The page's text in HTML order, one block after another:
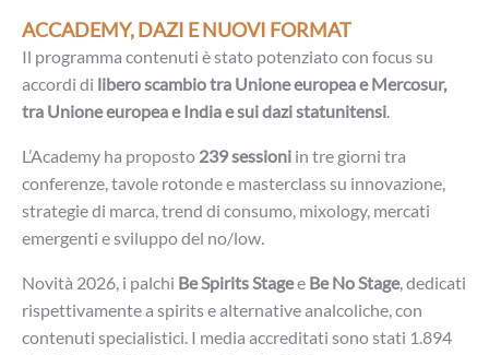
ACCADEMY, DAZI E NUOVI FORMAT
Il programma contenuti è stato potenziato con focus su
accordi di libero scambio tra Unione europea e Mercosur,
tra Unione europea e India e sui dazi statunitensi.
L’Academy ha proposto 239 sessioni in tre giorni tra
conferenze, tavole rotonde e masterclass su innovazione,
strategie di marca, trend di consumo, mixology, mercati
emergenti e sviluppo del no/low.
Novità 2026, i palchi Be Spirits Stagee Be No Stage, dedicati
rispettivamente a spirits e alternative analcoliche, con
contenuti specialistici. I media accreditati sono stati 1.894